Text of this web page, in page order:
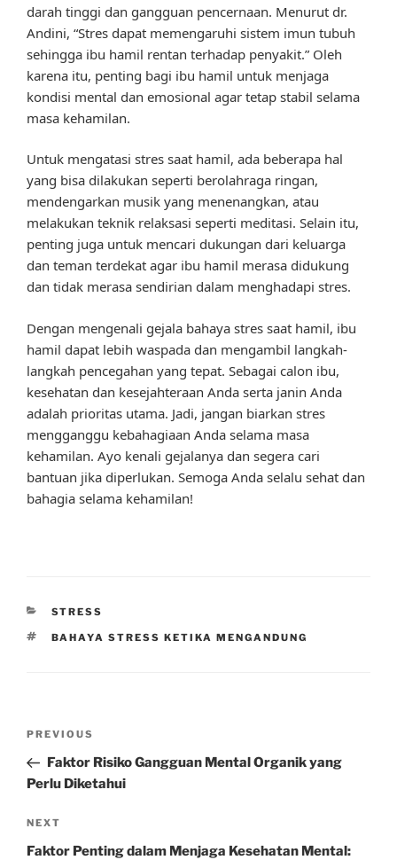
darah tinggi dan gangguan pencernaan. Menurut dr.
Andini, “Stres dapat memengaruhi sistem imun tubuh
sehingga ibu hamil rentan terhadap penyakit.” Oleh
karena itu, penting bagi ibu hamil untuk menjaga
kondisi mental dan emosional agar tetap stabil selama
masa kehamilan.
Untuk mengatasi stres saat hamil, ada beberapa hal
yang bisa dilakukan seperti berolahraga ringan,
mendengarkan musik yang menenangkan, atau
melakukan teknik relaksasi seperti meditasi. Selain itu,
penting juga untuk mencari dukungan dari keluarga
dan teman terdekat agar ibu hamil merasa didukung
dan tidak merasa sendirian dalam menghadapi stres.
Dengan mengenali gejala bahaya stres saat hamil, ibu
hamil dapat lebih waspada dan mengambil langkah-
langkah pencegahan yang tepat. Sebagai calon ibu,
kesehatan dan kesejahteraan Anda serta janin Anda
adalah prioritas utama. Jadi, jangan biarkan stres
mengganggu kebahagiaan Anda selama masa
kehamilan. Ayo kenali gejalanya dan segera cari
bantuan jika diperlukan. Semoga Anda selalu sehat dan
bahagia selama kehamilan!
CATEGORIES
STRESS
TAGS
BAHAYA STRESS KETIKA MENGANDUNG
Previous
Post
PREVIOUS
Faktor Risiko Gangguan Mental Organik yang
Perlu Diketahui
Next
Post
NEXT
Faktor Penting dalam Menjaga Kesehatan Mental: